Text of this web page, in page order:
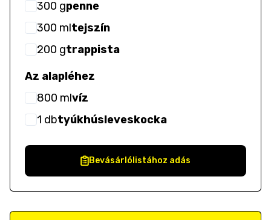
300 gpenne
300 mltejszín
200 gtrappista
Az alapléhez
800 mlvíz
1 dbtyúkhúsleveskocka
Bevásárlólistához adás